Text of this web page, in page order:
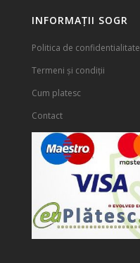
INFORMAȚII SOGR
Politica de confidentialitate
Termeni și condiții
Cum platesc
Contact